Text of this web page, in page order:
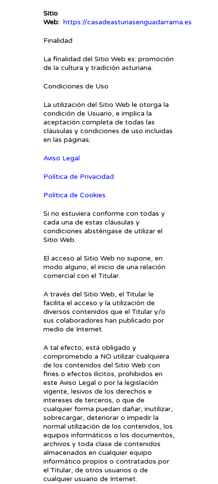
Sitio
Web: https://casadeasturiasenguadarrama.es
Finalidad
La finalidad del Sitio Web es: promoción
de la cultura y tradición asturiana.
Condiciones de Uso
La utilización del Sitio Web le otorga la
condición de Usuario, e implica la
aceptación completa de todas las
cláusulas y condiciones de uso incluidas
en las páginas:
Aviso Legal
Política de Privacidad
Política de Cookies
Si no estuviera conforme con todas y
cada una de estas cláusulas y
condiciones absténgase de utilizar el
Sitio Web.
El acceso al Sitio Web no supone, en
modo alguno, el inicio de una relación
comercial con el Titular.
A través del Sitio Web, el Titular le
facilita el acceso y la utilización de
diversos contenidos que el Titular y/o
sus colaboradores han publicado por
medio de Internet.
A tal efecto, está obligado y
comprometido a NO utilizar cualquiera
de los contenidos del Sitio Web con
fines o efectos ilícitos, prohibidos en
este Aviso Legal o por la legislación
vigente, lesivos de los derechos e
intereses de terceros, o que de
cualquier forma puedan dañar, inutilizar,
sobrecargar, deteriorar o impedir la
normal utilización de los contenidos, los
equipos informáticos o los documentos,
archivos y toda clase de contenidos
almacenados en cualquier equipo
informático propios o contratados por
el Titular, de otros usuarios o de
cualquier usuario de Internet.